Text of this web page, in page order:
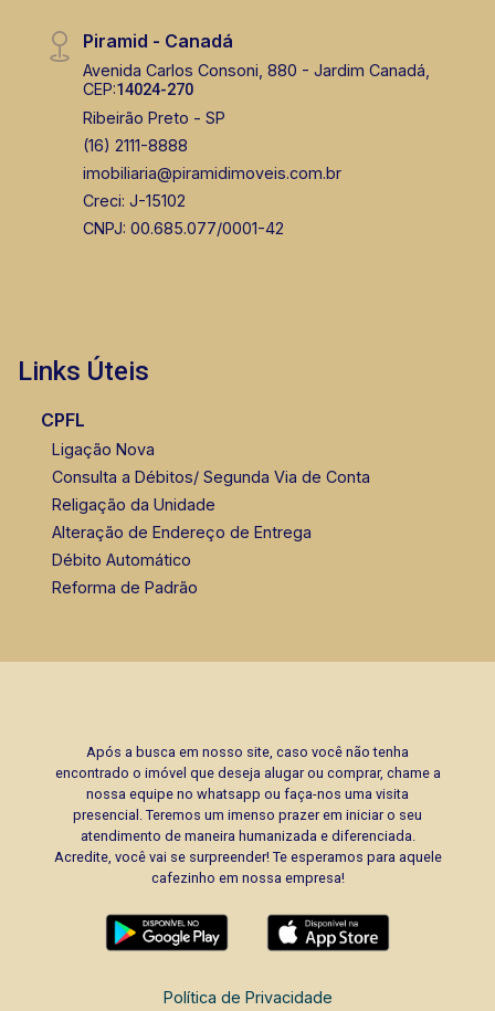
Piramid - Canadá
Avenida Carlos Consoni, 880 - Jardim Canadá,
CEP:14024-270
Ribeirão Preto - SP
(16) 2111-8888
imobiliaria@piramidimoveis.com.br
Creci: J-15102
CNPJ: 00.685.077/0001-42
Links Úteis
CPFL
Ligação Nova
Consulta a Débitos/ Segunda Via de Conta
Religação da Unidade
Alteração de Endereço de Entrega
Débito Automático
Reforma de Padrão
Após a busca em nosso site, caso você não tenha
encontrado o imóvel que deseja alugar ou comprar, chame a
nossa equipe no whatsapp ou faça-nos uma visita
presencial. Teremos um imenso prazer em iniciar o seu
atendimento de maneira humanizada e diferenciada.
Acredite, você vai se surpreender! Te esperamos para aquele
cafezinho em nossa empresa!
Política de Privacidade